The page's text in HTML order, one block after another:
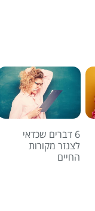
6 דברים שכדאי
לצנזר מקורות
החיים